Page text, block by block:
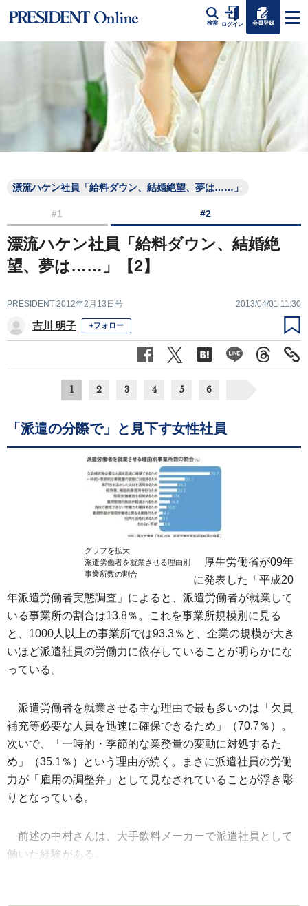
検索 ログイン 会員登録
漂流ハケン社員「給料ダウン、結婚絶望、夢は……」
#1 #2
漂流ハケン社員「給料ダウン、結婚絶
望、夢は……」【2】
PRESIDENT 2012年2月13日号 2013/04/01 11:30
吉川 明子 +フォロー
1 2 3 4 5 6
「派遣の分際で」と見下す女性社員
グラフを拡大
派遣労働者を就業させる理由別
事業所数の割合
厚生労働省が09年
に発表した「平成20
年派遣労働者実態調査」によると、派遣労働者が就業して
いる事業所の割合は13.8％。これを事業所規模別に見る
と、1000人以上の事業所では93.3％と、企業の規模が大き
いほど派遣社員の労働力に依存していることが明らかにな
っている。
派遣労働者を就業させる主な理由で最も多いのは「欠員
補充等必要な人員を迅速に確保できるため」（70.7％）。
次いで、「一時的・季節的な業務量の変動に対処するた
め」（35.1％）という理由が続く。まさに派遣社員の労働
力が「雇用の調整弁」として見なされていることが浮き彫
りとなっている。
前述の中村さんは、大手飲料メーカーで派遣社員として
働いた経験がある。